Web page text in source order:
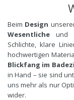
Beim Design
Wesentliche und
Schlichte, klare
hochwertigen
Blickfang im
in Hand – sie sind
uns mehr als nur
wider.